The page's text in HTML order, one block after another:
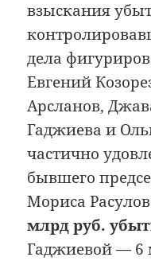
взыскания
дела
Евгений
Арсланов,
Гаджиева и
частично
бывшего
Мориса
млрд руб.
Гаджиевой — 6